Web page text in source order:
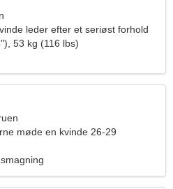
leder efter et seriøst forhold
53 kg (116 lbs)
møde en kvinde 26-29